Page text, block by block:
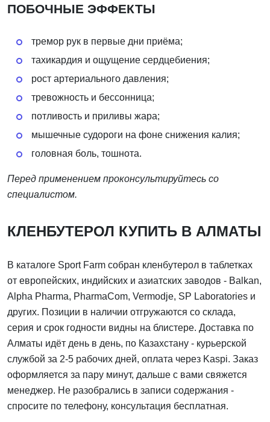
ПОБОЧНЫЕ ЭФФЕКТЫ
тремор рук в первые дни приёма;
тахикардия и ощущение сердцебиения;
рост артериального давления;
тревожность и бессонница;
потливость и приливы жара;
мышечные судороги на фоне снижения калия;
головная боль, тошнота.
Перед применением проконсультируйтесь со
специалистом.
КЛЕНБУТЕРОЛ КУПИТЬ В АЛМАТЫ
В каталоге Sport Farm собран кленбутерол в таблетках
от европейских, индийских и азиатских заводов - Balkan,
Alpha Pharma, PharmaCom, Vermodje, SP Laboratories и
других. Позиции в наличии отгружаются со склада,
серия и срок годности видны на блистере. Доставка по
Алматы идёт день в день, по Казахстану - курьерской
службой за 2-5 рабочих дней, оплата через Kaspi. Заказ
оформляется за пару минут, дальше с вами свяжется
менеджер. Не разобрались в записи содержания -
спросите по телефону, консультация бесплатная.